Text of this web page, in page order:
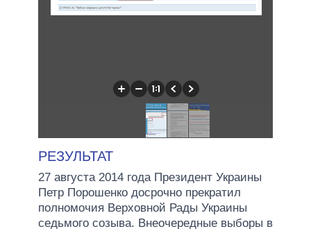
РЕЗУЛЬТАТ
27 августа 2014 года Президент Украины
Петр Порошенко досрочно прекратил
полномочия Верховной Рады Украины
седьмого созыва. Внеочередные выборы в